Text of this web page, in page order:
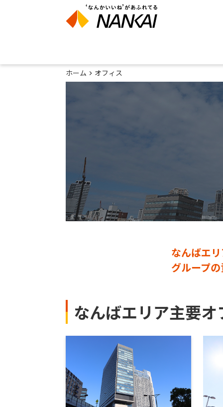
ホーム オフィス
なんばエ
グループ
なんばエリア主要オ